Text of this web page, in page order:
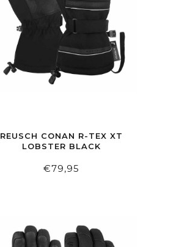
REUSCH CONAN R-TEX XT
LOBSTER BLACK
€79,95